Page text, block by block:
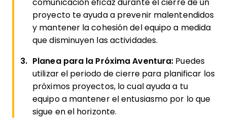
comunicación eficaz durante el cierre de un
proyecto te ayuda a prevenir malentendidos
y mantener la cohesión del equipo a medida
que disminuyen las actividades.
Planea para la Próxima Aventura: Puedes
utilizar el periodo de cierre para planificar los
próximos proyectos, lo cual ayuda a tu
equipo a mantener el entusiasmo por lo que
sigue en el horizonte.